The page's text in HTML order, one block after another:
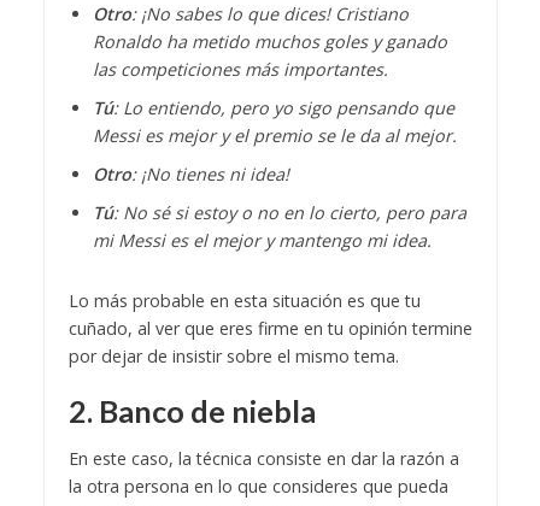
Otro: ¡No sabes lo que dices! Cristiano
Ronaldo ha metido muchos goles y ganado
las competiciones más importantes.
Tú: Lo entiendo, pero yo sigo pensando que
Messi es mejor y el premio se le da al mejor.
Otro: ¡No tienes ni idea!
Tú: No sé si estoy o no en lo cierto, pero para
mi Messi es el mejor y mantengo mi idea.
Lo más probable en esta situación es que tu
cuñado, al ver que eres firme en tu opinión termine
por dejar de insistir sobre el mismo tema.
2. Banco de niebla
En este caso, la técnica consiste en dar la razón a
la otra persona en lo que consideres que pueda